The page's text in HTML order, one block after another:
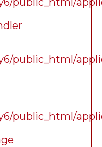
public_html/
public_html/